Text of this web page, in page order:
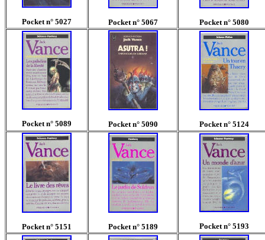
Pocketn° 5027 Pocket n° 5067 Pocket n° 5080
Pocket n° 5089 Pocket n° 5090 Pocket n° 5124
Pocket n° 5151 Pocket n° 5189 Pocket n° 5193